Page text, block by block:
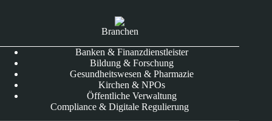
Branchen
Banken & Finanzdienstleister
Bildung & Forschung
Gesundheitswesen & Pharmazie
Kirchen & NPOs
Öffentliche Verwaltung
Compliance & Digitale Regulierung